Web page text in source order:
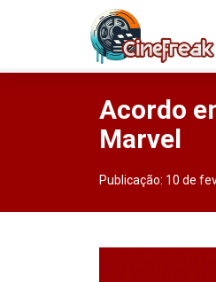
Acordo
Marvel
Publicação: 10 de